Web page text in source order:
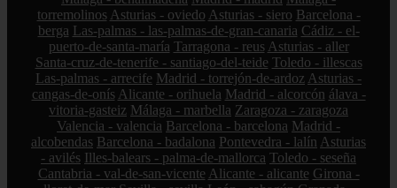
torremolinos Asturias - oviedo Asturias - siero Barcelona -
berga Las-palmas - las-palmas-de-gran-canaria Cádiz - el-
puerto-de-santa-maría Tarragona - reus Asturias - aller
Santa-cruz-de-tenerife - santiago-del-teide Toledo - illescas
Las-palmas - arrecife Madrid - torrejón-de-ardoz Asturias -
cangas-de-onís Alicante - orihuela Madrid - alcorcón álava -
vitoria-gasteiz Málaga - marbella Zaragoza - zaragoza
Valencia - valencia Barcelona - barcelona Madrid -
alcobendas Barcelona - badalona Pontevedra - lalín Asturias
- avilés Illes-balears - palma-de-mallorca Toledo - seseña
Cantabria - val-de-san-vicente Alicante - alicante Girona -